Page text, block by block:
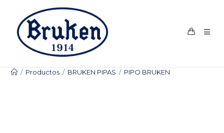
contenido
/ Productos / BRUKEN PIPAS / PIPO BRUKEN